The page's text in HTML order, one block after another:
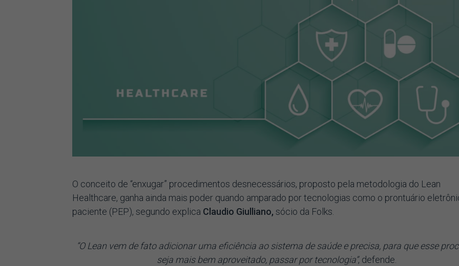
O conceito de “enxugar” procedimentos desnecessários, proposto pela metodologia do Lean
Healthcare, ganha ainda mais poder quando amparado por tecnologias como o prontuário
paciente (PEP), segundo explica Claudio Giulliano, sócio da Folks.
“O Lean vem de fato adicionar uma eficiência ao sistema de saúde e precisa, para que esse
seja mais bem aproveitado, passar por tecnologia”, defende.